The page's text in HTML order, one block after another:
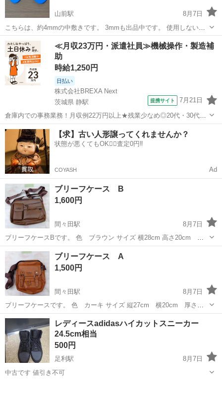
山前駅
8月7日
こちらは、約4mmの中敷きです。 3mmも出品中です。 使用しないた
め宜しくお願い致します🙇‍♀️
栃木 足利市 山前駅 靴
≪月収23万円・派遣社員≫機械操作・製造補
助
時給1,250円
日払い
株式会社BREXA Next
茨城県 静駅
提携サイト 7月21日
倉庫内での事務業務！月収例22万円以上★残業少なめ◎20代・30代・
40代の男女活躍中！空調完備で快適作業★食堂利用可◎マイカー通勤
OK◎無料駐車場完備！《茨城県常陸大宮市》 人気の工場のお仕事 ◇
電子部品製造倉庫内の事務...
茨城 常陸大宮市 静駅 その他
【求】古い人形譲ってくれませんか？
状態が悪くてもOK🙆‍♀️査定0円‼️
COYASH Ad
ブリーフケース B
1,600円
間々田駅
8月7日
ブリーフケースBです。 色 ブラウン サイズ 横28cm 高さ20cm 厚
さ8cm 未使用品 ※ジッパー方向はランダム できるだけ早くとりにき
てくれる方を優先させていただきます。 よろしくおねがいします。
栃木 小山市 間々田駅
ブリーフケース A
1,500円
間々田駅
8月7日
ブリーフケースです。 色 カーキ サイズ 縦27cm 横20cm 厚さ
7cm 未使用品 ※ジッパー方向はランダム できるだけ早くとりにきて
くれる方を優先させていただきます。 よろしくおねがいします。
栃木 小山市 間々田駅 バッグ
レディースadidasハイカットスニーカー
24.5cm相当
500円
足利駅
8月7日
中古です 値引き不可